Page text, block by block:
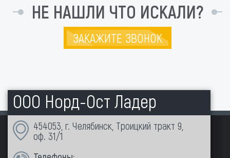
НЕ НАШЛИ ЧТО ИСКАЛИ?
ЗАКАЖИТЕ ЗВОНОК
ООО Норд-Ост Ладер
454053, г. Челябинск, Троицкий тракт 9,
оф. 31/1